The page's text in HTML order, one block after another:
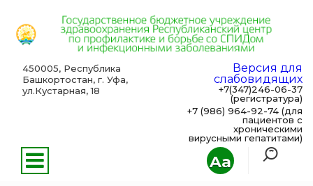
Aa
450005, Республика
Башкортостан, г. Уфа,
ул.Кустарная, 18
Версия для
слабовидящих
+7(347)246-06-37
(регистратура)
+7 (986) 964-92-74 (для
пациентов с
хроническими
вирусными гепатитами)